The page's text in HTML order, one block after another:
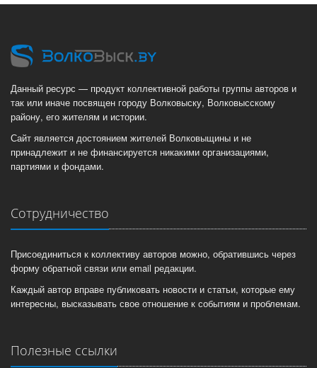
Данный ресурс — продукт коллективной работы группы авторов и
так или иначе посвящен городу Волковыску, Волковысскому
району, его жителям и истории.
Сайт является достоянием жителей Волковыщины и не
принадлежит и не финансируется никакими организациями,
партиями и фондами.
Сотрудничество
Присоединиться к коллективу авторов можно, обратившись через
форму обратной связи или email редакции.
Каждый автор вправе публиковать новости и статьи, которые ему
интересны, высказывать свое отношение к событиям и проблемам.
Полезные ссылки